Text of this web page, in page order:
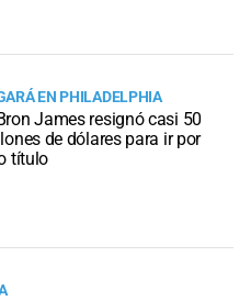
EN PHILADELPHIA
James resignó casi 50
de dólares para ir por
título